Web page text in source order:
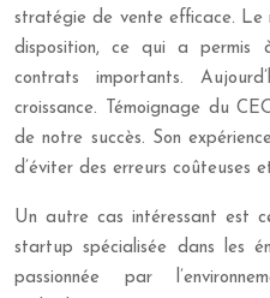
stratégie de vente efficace. Le
disposition, ce qui a permis
contrats importants.
croissance. Témoignage du
de notre succès. Son
d’éviter des erreurs coûteuses
Un autre cas intéressant est
startup spécialisée dans les
passionnée par